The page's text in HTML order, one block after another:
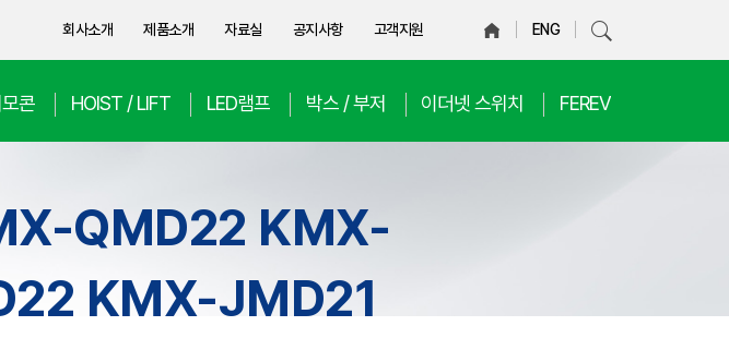
콘 HOIST / LIFT LED램프 박스 / 부저 이더넷 스위치 FEREV
회사소개 제품소개 자료실 공지사항 고객지원 ENG
QMD22 KMX-
KMX-JMD21